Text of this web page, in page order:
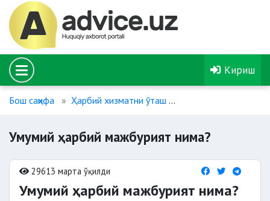
Кириш
Бош саҳифа Ҳарбий хизматни ўташ
Умумий ҳарбий мажбурият нима?
29613 марта ўқилди
Умумий ҳарбий мажбурият нима?